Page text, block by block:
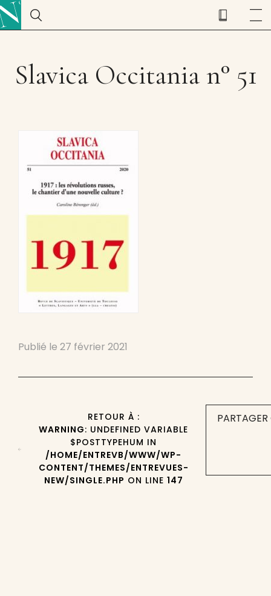
Slavica Occitania n° 51
Publié le 27 février 2021
RETOUR À :
WARNING: UNDEFINED VARIABLE
$POSTTYPEHUM IN
/HOME/ENTREVB/WWW/WP-
CONTENT/THEMES/ENTREVUES-
NEW/SINGLE.PHP ON LINE 147